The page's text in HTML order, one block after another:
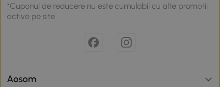
*Cuponul de reducere nu este cumulabil cu alte promotii
active pe site
Aosom